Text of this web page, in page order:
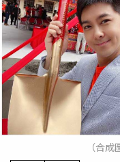
（合